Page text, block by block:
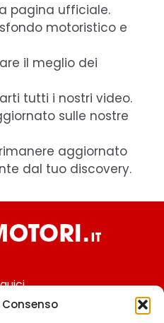
pagina ufficiale.
motoristico e
il meglio dei
tutti i nostri video.
sulle nostre
aggiornato
dal tuo discovery.